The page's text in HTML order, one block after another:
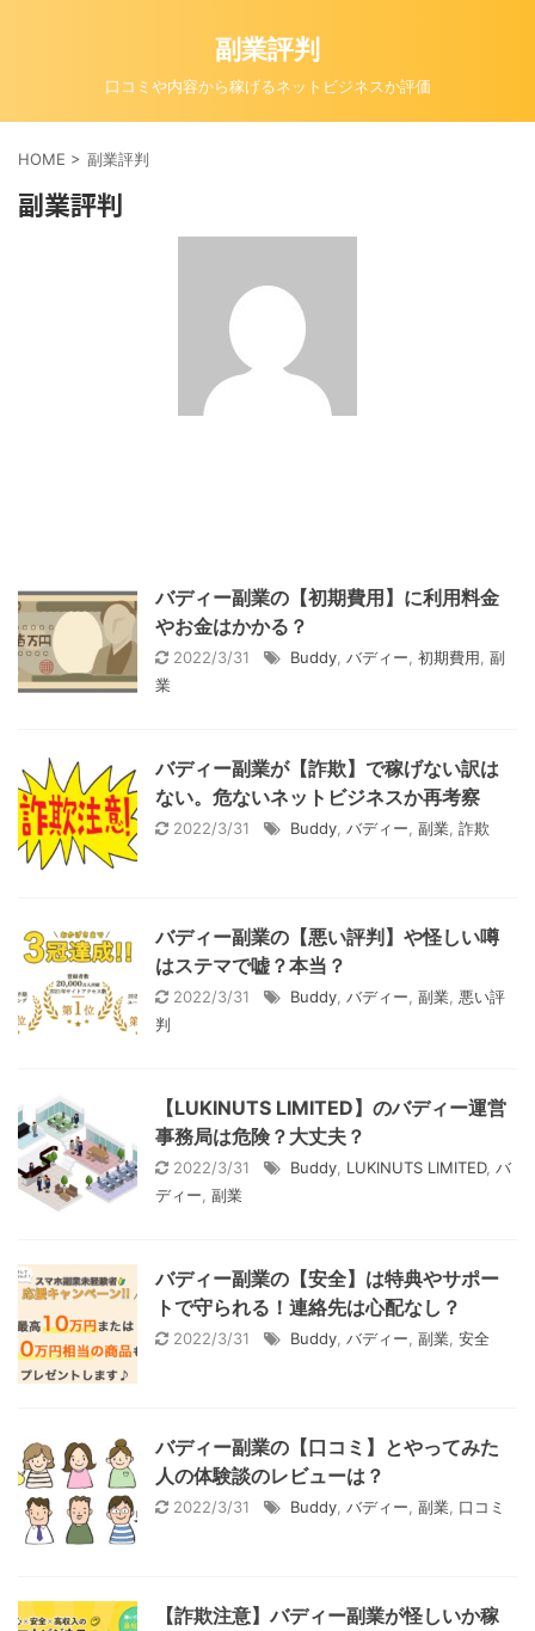
副業評判
口コミや内容から稼げるネットビジネスか評価
HOME > 副業評判
副業評判
バディー副業の【初期費用】に利用料金
やお金はかかる？
2022/3/31 Buddy バディー 初期費用 副
業
バディー副業が【詐欺】で稼げない訳は
ない。危ないネットビジネスか再考察
2022/3/31 Buddy バディー 副業 詐欺
バディー副業の【悪い評判】や怪しい噂
はステマで嘘？本当？
2022/3/31 Buddy バディー 副業
悪い評
判
【LUKINUTS LIMITED】のバディー運営
事務局は危険？大丈夫？
2022/3/31 Buddy LUKINUTS LIMITED, バ
ディー 副業
バディー副業の【安全】は特典やサポー
トで守られる！連絡先は心配なし？
2022/3/31 Buddy バディー 副業 安全
バディー副業の【口コミ】とやってみた
人の体験談のレビューは？
2022/3/31 Buddy バディー 副業 口コミ
【詐欺注意】バディー副業が怪しいか稼